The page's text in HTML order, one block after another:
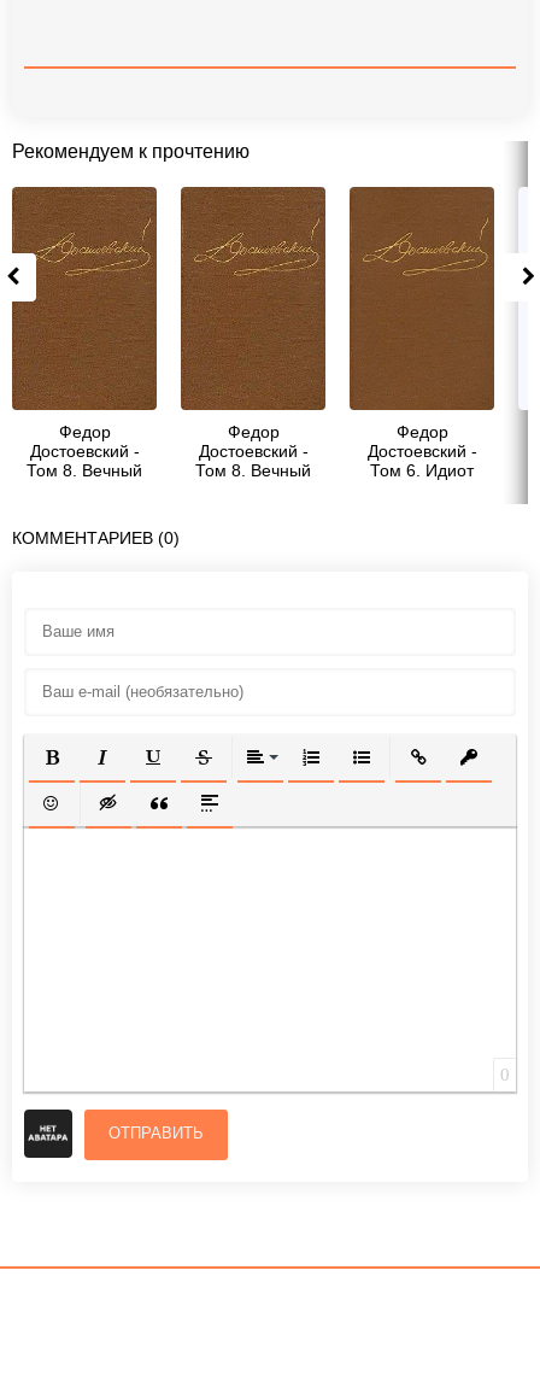
Рекомендуем к прочтению
Федор
Достоевский -
Том 8. Вечный
Федор
Достоевский -
Том 8. Вечный
Федор
Достоевский -
Том 6. Идиот
КОММЕНТАРИЕВ (0)
ПОЛУЖИРНЫЙ
КУРСИВПОДЧЕРКНУТЫЙ
ЗАЧЕРКНУТЫЙВЫРАВНИВАНИЕ
НУМЕРОВАННЫЙ СПИСОК
МАРКИРОВАННЫЙ
ВСТАВИТЬ
ВСТАВИТЬ СМАЙЛИК
ВСТАВКА СКРЫТОГО ТЕКСТА
ВСТАВКА ЦИТАТЫ
ВСТАВКА СПОЙЛЕРА
0
ОТПРАВИТЬ